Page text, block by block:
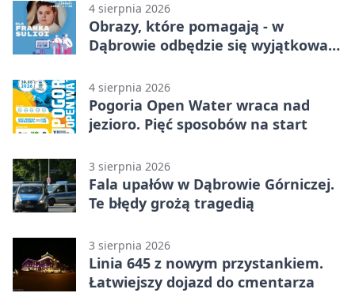
4 sierpnia 2026
Obrazy, które pomagają - w
Dąbrowie odbędzie się wyjątkowa
4 sierpnia 2026
Pogoria Open Water wraca nad
jezioro. Pięć sposobów na start
3 sierpnia 2026
Fala upałów w Dąbrowie Górniczej.
Te błędy grożą tragedią
3 sierpnia 2026
Linia 645 z nowym przystankiem.
Łatwiejszy dojazd do cmentarza